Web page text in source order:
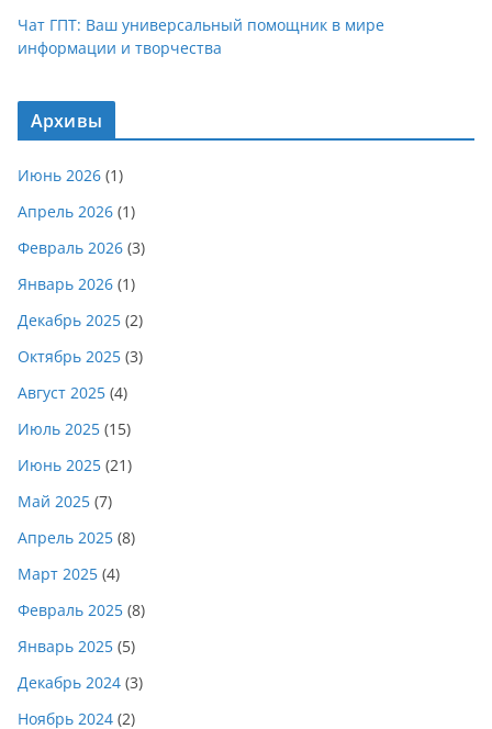
Чат ГПТ: Ваш универсальный помощник в мире
информации и творчества
Архивы
Июнь 2026 (1)
Апрель 2026 (1)
Февраль 2026 (3)
Январь 2026 (1)
Декабрь 2025 (2)
Октябрь 2025 (3)
Август 2025 (4)
Июль 2025 (15)
Июнь 2025 (21)
Май 2025 (7)
Апрель 2025 (8)
Март 2025 (4)
Февраль 2025 (8)
Январь 2025 (5)
Декабрь 2024 (3)
Ноябрь 2024 (2)